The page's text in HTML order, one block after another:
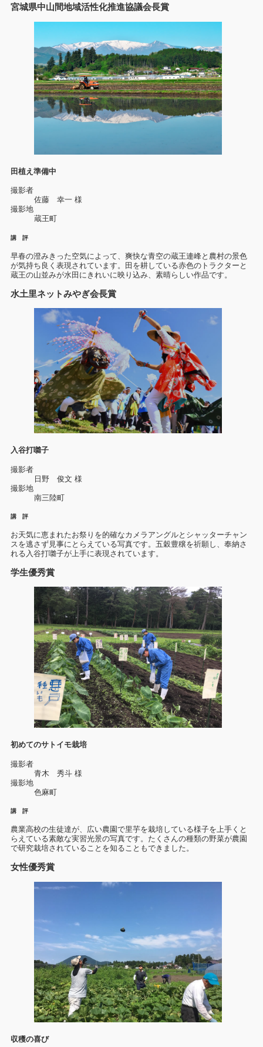
宮城県中山間地域活性化推進協議会長賞
田植え準備中
撮影者
佐藤 幸一 様
撮影地
蔵王町
講 評
早春の澄みきった空気によって、爽快な青空の蔵王連峰と農村の景色
が気持ち良く表現されています。田を耕している赤色のトラクターと
蔵王の山並みが水田にきれいに映り込み、素晴らしい作品です。
水土里ネットみやぎ会長賞
入谷打囃子
撮影者
日野 俊文 様
撮影地
南三陸町
講 評
お天気に恵まれたお祭りを的確なカメラアングルとシャッターチャン
スを逃さず見事にとらえている写真です。五穀豊穣を祈願し、奉納さ
れる入谷打囃子が上手に表現されています。
学生優秀賞
初めてのサトイモ栽培
撮影者
青木 秀斗 様
撮影地
色麻町
講 評
農業高校の生徒達が、広い農園で里芋を栽培している様子を上手くと
らえている素敵な実習光景の写真です。たくさんの種類の野菜が農園
で研究栽培されていることを知ることもできました。
女性優秀賞
収穫の喜び